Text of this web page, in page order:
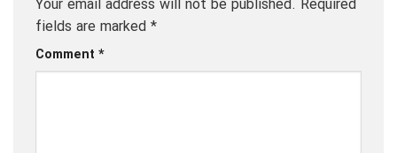
Your email address will not be published. Required
fields are marked *
Comment *